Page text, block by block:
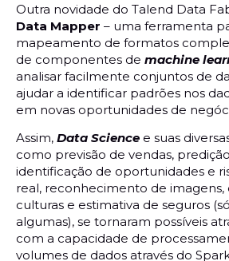
Outra novidade do Talend Data
Data Mapper – uma ferramenta
mapeamento de formatos
de componentes de machine
analisar facilmente conjuntos de
ajudar a identificar padrões nos
em novas oportunidades de
Assim, Data Science e suas
como previsão de vendas,
identificação de oportunidades e
real, reconhecimento de imagens,
culturas e estimativa de seguros
algumas), se tornaram possíveis
com a capacidade de
volumes de dados através do